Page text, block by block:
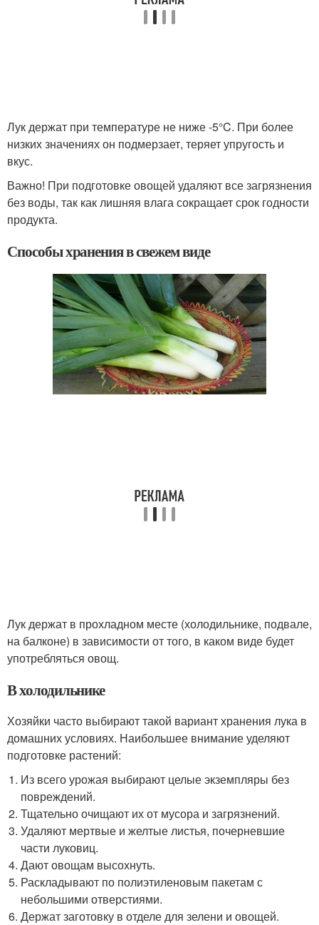
Лук держат при температуре не ниже -5°C. При более
низких значениях он подмерзает, теряет упругость и
вкус.
Важно! При подготовке овощей удаляют все загрязнения
без воды, так как лишняя влага сокращает срок годности
продукта.
Способы хранения в свежем виде
Лук держат в прохладном месте (холодильнике, подвале,
на балконе) в зависимости от того, в каком виде будет
употребляться овощ.
В холодильнике
Хозяйки часто выбирают такой вариант хранения лука в
домашних условиях. Наибольшее внимание уделяют
подготовке растений:
Из всего урожая выбирают целые экземпляры без
повреждений.
Тщательно очищают их от мусора и загрязнений.
Удаляют мертвые и желтые листья, почерневшие
части луковиц.
Дают овощам высохнуть.
Раскладывают по полиэтиленовым пакетам с
небольшими отверстиями.
Держат заготовку в отделе для зелени и овощей.